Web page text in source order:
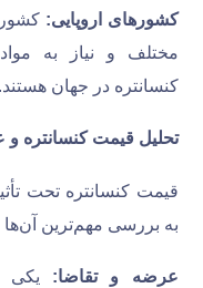
کشورهای اروپایی:
مختلف و نیاز به
کنسانتره در جهان هستند.
تحلیل قیمت کنسانتره و
قیمت کنسانتره تحت
به بررسی مهم‌ترین آن‌ها
عرضه و تقاضا: یکی